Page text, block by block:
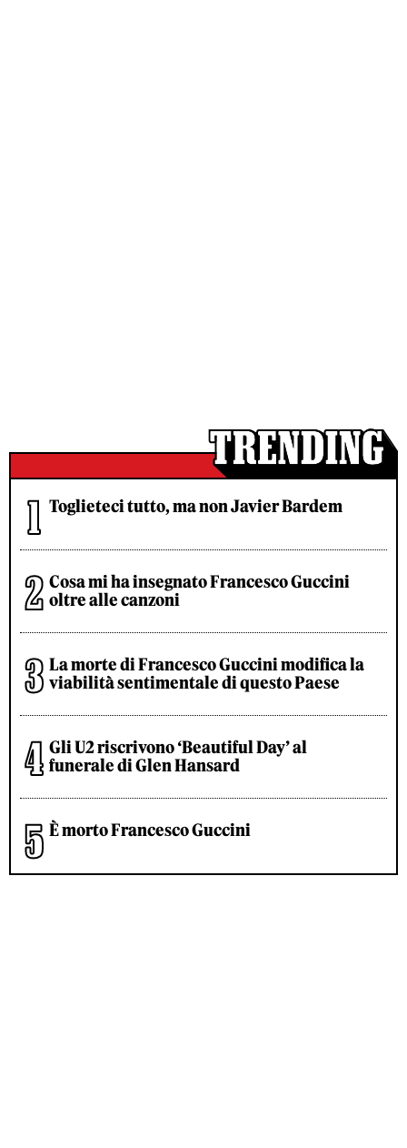
Toglieteci tutto, ma non Javier Bardem
Cosa mi ha insegnato Francesco Guccini
oltre alle canzoni
La morte di Francesco Guccini modifica la
viabilità sentimentale di questo Paese
Gli U2 riscrivono ‘Beautiful Day’ al
funerale di Glen Hansard
È morto Francesco Guccini